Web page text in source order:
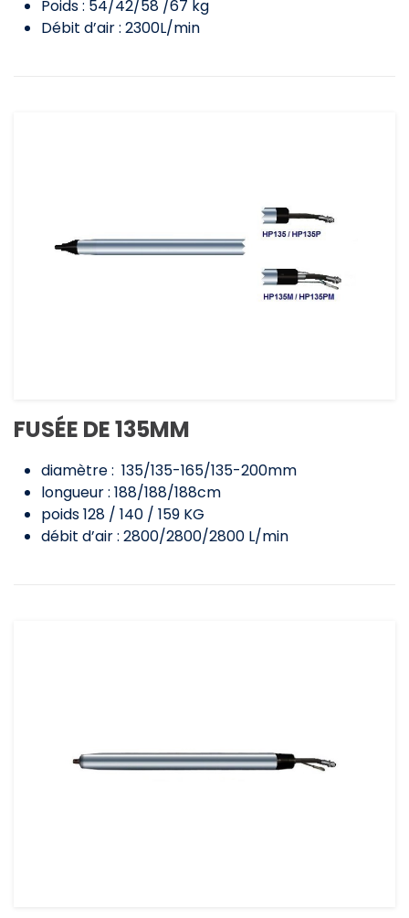
Poids : 54/42/58 /67 kg
Débit d’air : 2300L/min
FUSÉE DE 135MM
diamètre : 135/135-165/135-200mm
longueur : 188/188/188cm
poids 128 / 140 / 159 KG
débit d’air : 2800/2800/2800 L/min